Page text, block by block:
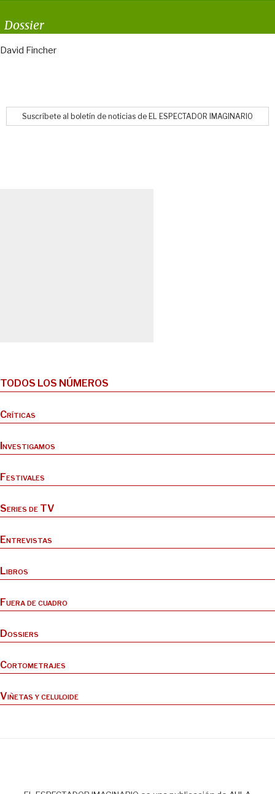
Dossier
David Fincher
Suscríbete al boletín de noticias de EL ESPECTADOR IMAGINARIO
TODOS LOS NÚMEROS
Críticas
Investigamos
Festivales
Series de TV
Entrevistas
Libros
Fuera de cuadro
Dossiers
Cortometrajes
Viñetas y celuloide